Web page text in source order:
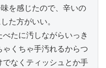
を感じたので、辛いの
た方がいい。
たに汚しながらいっき
くちゃ手汚れるからつ
なくティッシュとか手